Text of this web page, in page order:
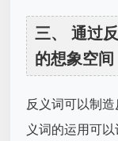
三、 通过
的想象空间
反义词可以制
义词的运用可